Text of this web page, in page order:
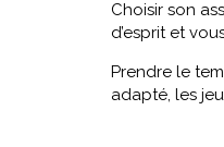
Choisir son
d’esprit et
Prendre le
adapté, les